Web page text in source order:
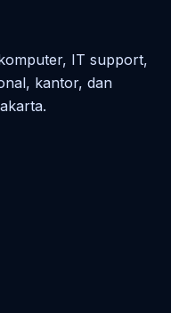
IT support,
kantor, dan